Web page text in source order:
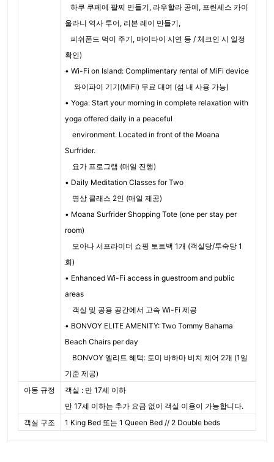
하쿠 쿠페에 팔찌 만들기, 라우할라 공예, 프린세스 카이
울라니 역사 투어, 리본 레이 만들기,
피쉬폰드 먹이 주기, 마이타이 시연 등 / 체크인 시 일정
확인)
• Wi-Fi on Island: Complimentary rental of MiFi device
와이파이 기기(MiFi) 무료 대여 (섬 내 사용 가능)
• Yoga: Start your morning in complete relaxation with
yoga offered daily in a peaceful
environment. Located in front of the Moana
Surfrider.
요가 프로그램 (매일 진행)
• Daily Meditation Classes for Two
명상 클래스 2인 (매일 제공)
• Moana Surfrider Shopping Tote (one per stay per
room)
모아나 서프라이더 쇼핑 토트백 1개 (객실당/투숙당 1
회)
• Enhanced Wi-Fi access in guestroom and public
areas
객실 및 공용 공간에서 고속 Wi-Fi 제공
• BONVOY ELITE AMENITY: Two Tommy Bahama
Beach Chairs per day
BONVOY 엘리트 혜택: 토미 바하마 비치 체어 2개 (1일
기준 제공)
아동 규정
객실 : 만 17세 이하
만 17세 이하는 추가 요금 없이 객실 이용이 가능합니다.
객실 구조
1 King Bed 또는 1 Queen Bed // 2 Double beds